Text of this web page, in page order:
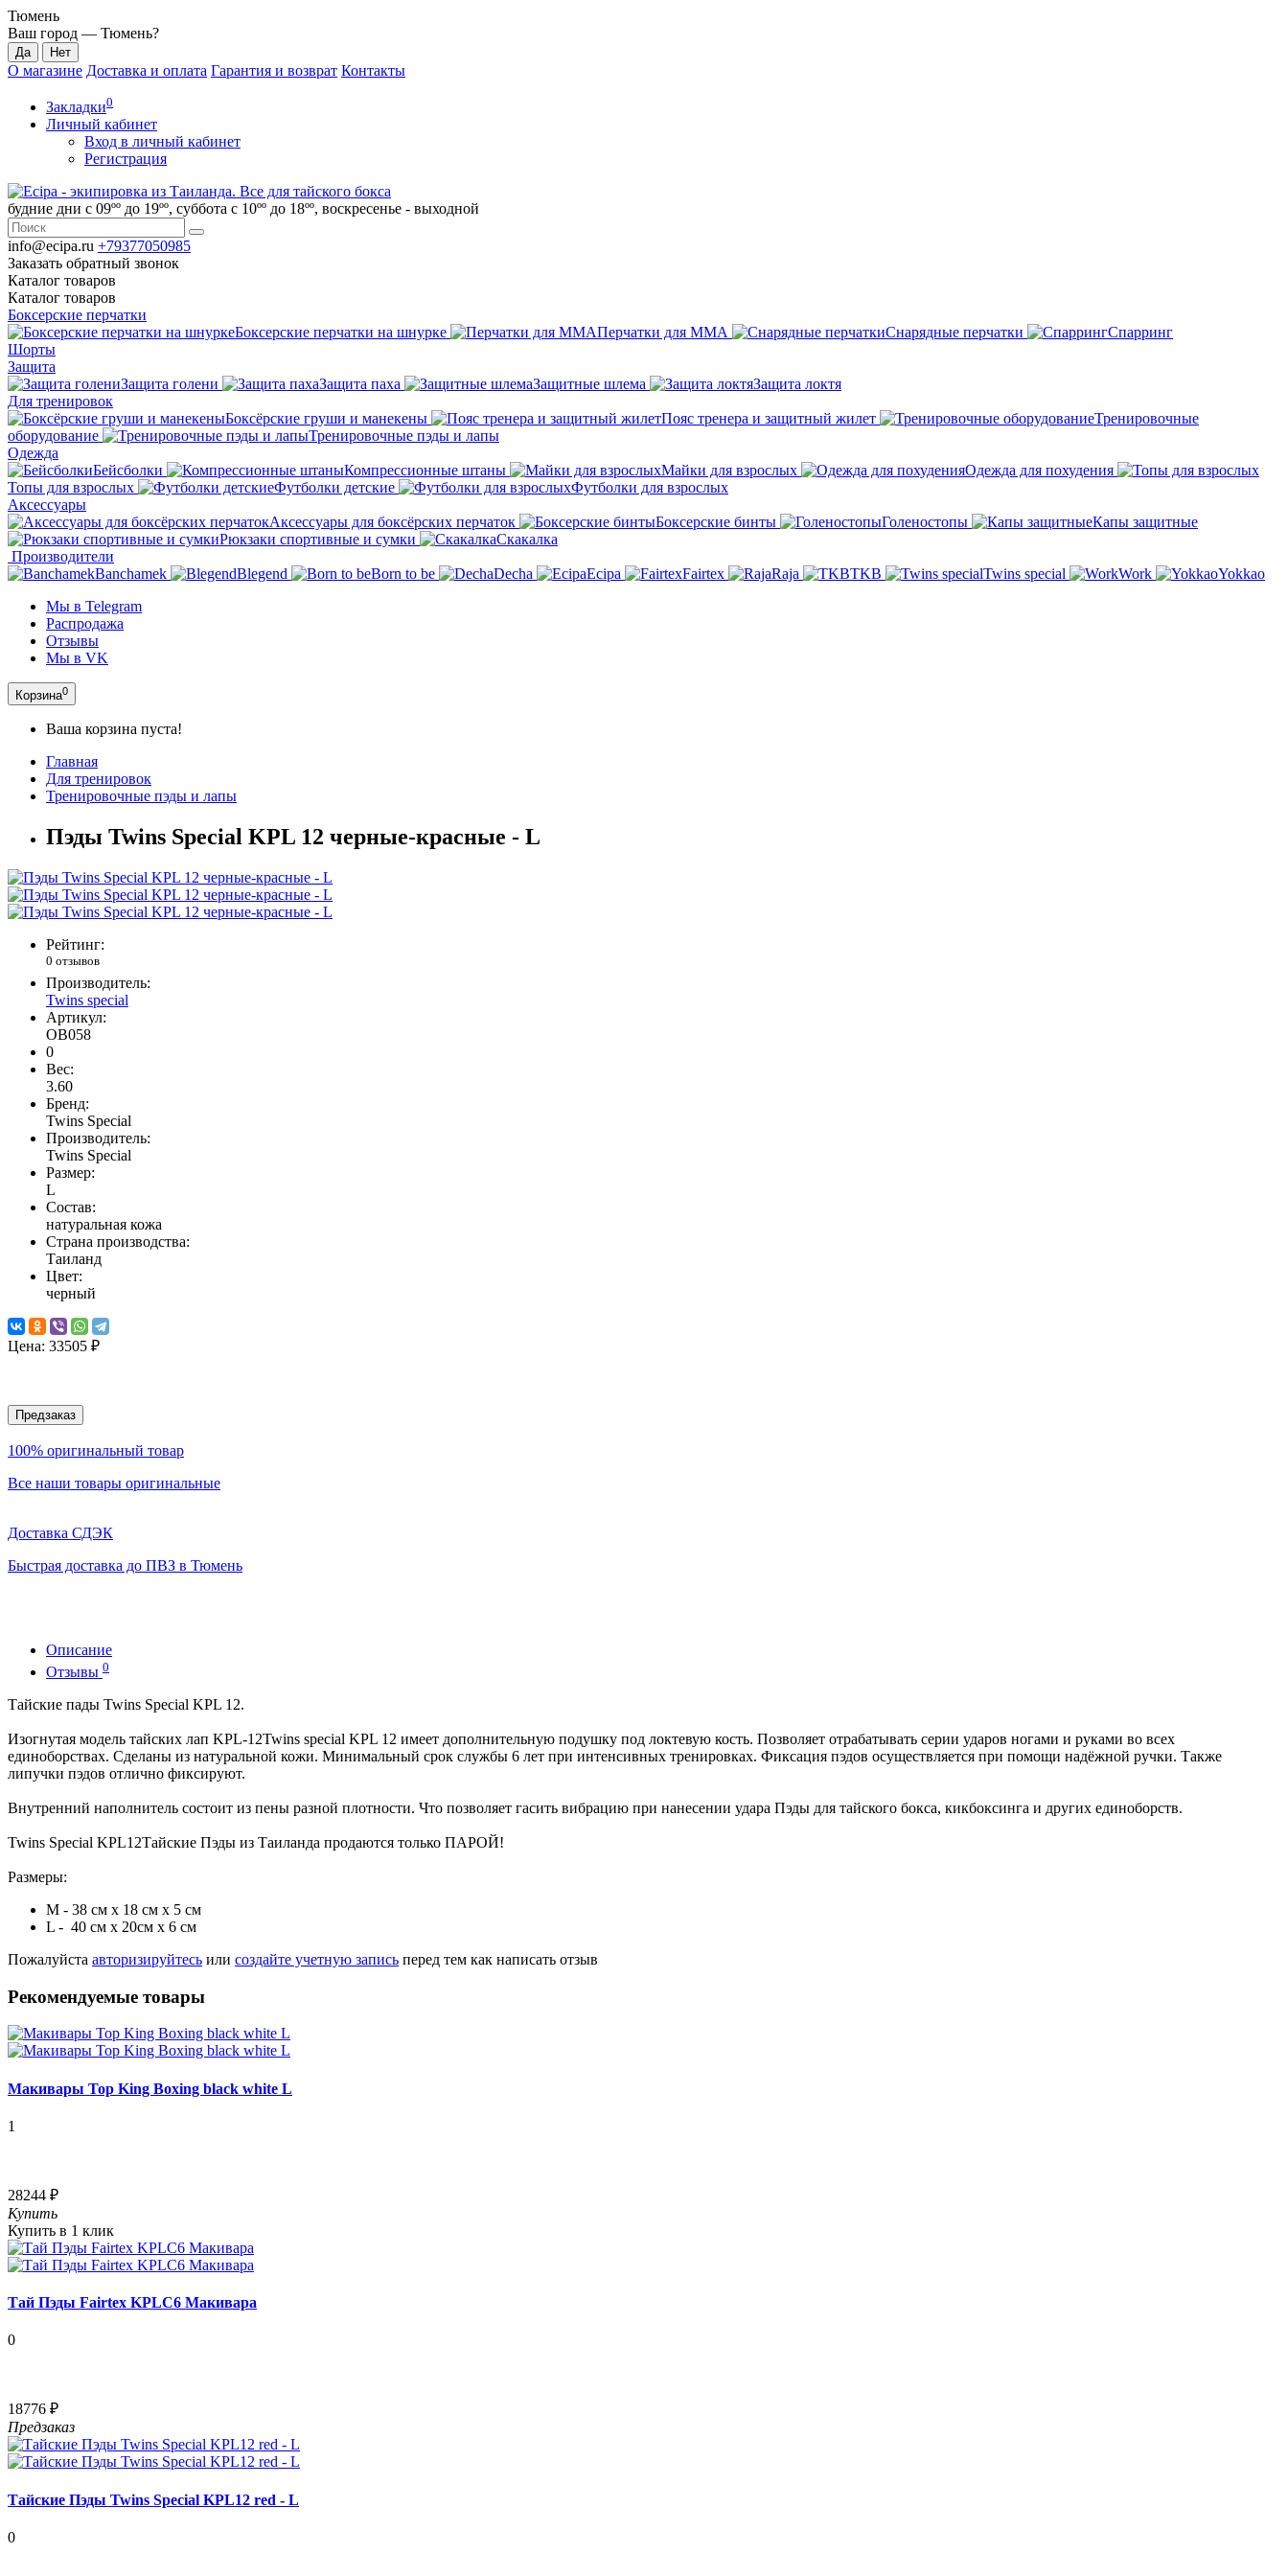
Тюмень
Ваш город — Тюмень?
О магазине Доставка и оплата Гарантия и возврат Контакты
Закладки0
Личный кабинет
Вход в личный кабинет
Регистрация
будние дни с 09ºº до 19ºº, суббота с 10ºº до 18ºº, воскресенье - выходной
info@ecipa.ru +79377050985
Заказать обратный звонок
Каталог товаров
Каталог товаров
Боксерские перчатки
Боксерские перчатки на шнурке
Перчатки для ММА Снарядные перчатки
Спарринг
Шорты
Защита
Защита голени
Защита паха Защитные шлема
Защита локтя
Для тренировок
Боксёрские груши и манекены
Пояс тренера и защитный жилет
Тренировочные
оборудование
Тренировочные пэды и лапы
Одежда
Бейсболки
Компрессионные штаны Майки для взрослых
Одежда для похудения
Топы для взрослых
Футболки детские
Футболки для взрослых
Аксессуары
Аксессуары для боксёрских перчаток
Боксерские бинты Голеностопы
Капы защитные
Рюкзаки спортивные и сумки
Скакалка
Производители
Banchamek
Blegend Born to be Decha Ecipa Fairtex Raja TKB Twins special Work
Yokkao
Мы в Telegram
Распродажа
Отзывы
Мы в VK
Корзина0
Ваша корзина пуста!
Главная
Для тренировок
Тренировочные пэды и лапы
Пэды Twins Special KPL 12 черные-красные - L
Рейтинг:
0 отзывов
Производитель:
Twins special
Артикул:
OB058
0
Вес:
3.60
Бренд:
Twins Special
Производитель:
Twins Special
Размер:
L
Состав:
натуральная кожа
Страна производства:
Таиланд
Цвет:
черный
Цена: 33505 ₽
Предзаказ
100% оригинальный товар
Все наши товары оригинальные
Доставка СДЭК
Быстрая доставка до ПВЗ в Тюмень
Описание
Отзывы 0
Тайские пады Twins Special KPL 12.
Изогнутая модель тайских лап KPL-12Twins special KPL 12 имеет дополнительную подушку под локтевую кость. Позволяет отрабатывать серии ударов ногами и руками во всех
единоборствах. Сделаны из натуральной кожи. Минимальный срок службы 6 лет при интенсивных тренировках. Фиксация пэдов осуществляется при помощи надёжной ручки. Также
липучки пэдов отлично фиксируют.
Внутренний наполнитель состоит из пены разной плотности. Что позволяет гасить вибрацию при нанесении удара Пэды для тайского бокса, кикбоксинга и других единоборств.
Twins Special KPL12Тайские Пэды из Таиланда продаются только ПАРОЙ!
Размеры:
М - 38 см х 18 см х 5 см
L - 40 см х 20см х 6 см
Пожалуйста авторизируйтесь или создайте учетную запись перед тем как написать отзыв
Рекомендуемые товары
Макивары Top King Boxing black white L
1
28244 ₽
Купить
Купить в 1 клик
Тай Пэды Fairtex KPLC6 Макивара
0
18776 ₽
Предзаказ
Тайские Пэды Twins Special KPL12 red - L
0